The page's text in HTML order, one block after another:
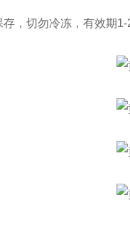
切勿冷冻，有效期1-